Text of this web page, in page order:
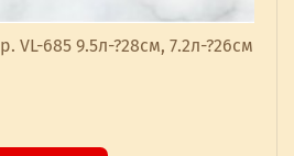
VL-685 9.5л-?28см, 7.2л-?26см